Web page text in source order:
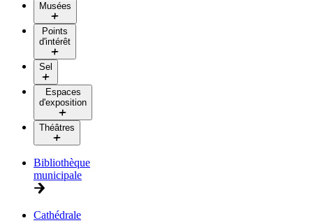
Musées
Points
d'intérêt
Sel
Espaces
d'exposition
Théâtres
Bibliothèque
municipale
Cathédrale